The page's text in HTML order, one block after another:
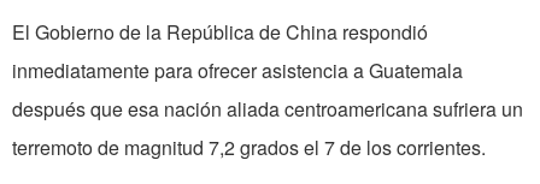
El Gobierno de la República de China respondió
inmediatamente para ofrecer asistencia a Guatemala
después que esa nación aliada centroamericana sufriera un
terremoto de magnitud 7,2 grados el 7 de los corrientes.